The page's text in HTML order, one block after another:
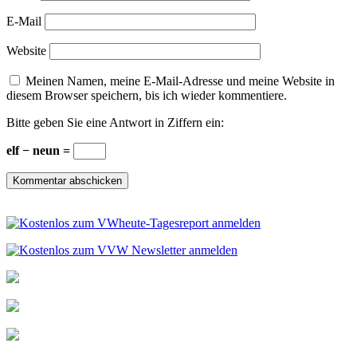
E-Mail
Website
Meinen Namen, meine E-Mail-Adresse und meine Website in
diesem Browser speichern, bis ich wieder kommentiere.
Bitte geben Sie eine Antwort in Ziffern ein:
elf − neun =